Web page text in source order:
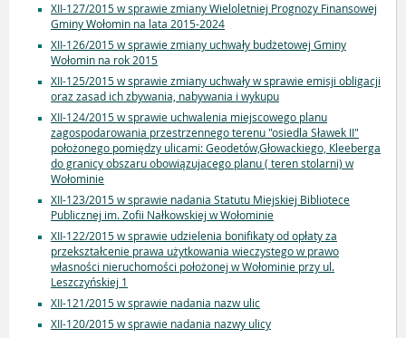
XII-127/2015 w sprawie zmiany Wieloletniej Prognozy Finansowej
Gminy Wołomin na lata 2015-2024
XII-126/2015 w sprawie zmiany uchwały budżetowej Gminy
Wołomin na rok 2015
XII-125/2015 w sprawie zmiany uchwały w sprawie emisji obligacji
oraz zasad ich zbywania, nabywania i wykupu
XII-124/2015 w sprawie uchwalenia miejscowego planu
zagospodarowania przestrzennego terenu "osiedla Sławek II"
położonego pomiędzy ulicami: Geodetów,Głowackiego, Kleeberga
do granicy obszaru obowiązujacego planu ( teren stolarni) w
Wołominie
XII-123/2015 w sprawie nadania Statutu Miejskiej Bibliotece
Publicznej im. Zofii Nałkowskiej w Wołominie
XII-122/2015 w sprawie udzielenia bonifikaty od opłaty za
przekształcenie prawa użytkowania wieczystego w prawo
własności nieruchomości położonej w Wołominie przy ul.
Leszczyńskiej 1
XII-121/2015 w sprawie nadania nazw ulic
XII-120/2015 w sprawie nadania nazwy ulicy